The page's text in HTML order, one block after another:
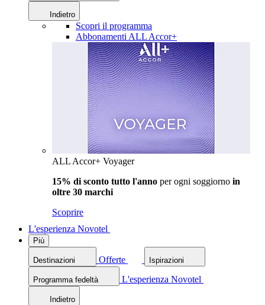
Indietro
Scopri il programma
Abbonamenti ALL Accor+
ALL Accor+ Voyager
15% di sconto tutto l'anno per ogni soggiorno in
oltre 30 marchi
Scoprire
L'esperienza Novotel
Più
Destinazioni Offerte Ispirazioni
Programma fedeltà L'esperienza Novotel
Indietro